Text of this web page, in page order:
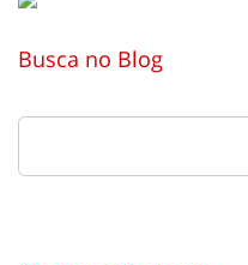
Busca no Blog